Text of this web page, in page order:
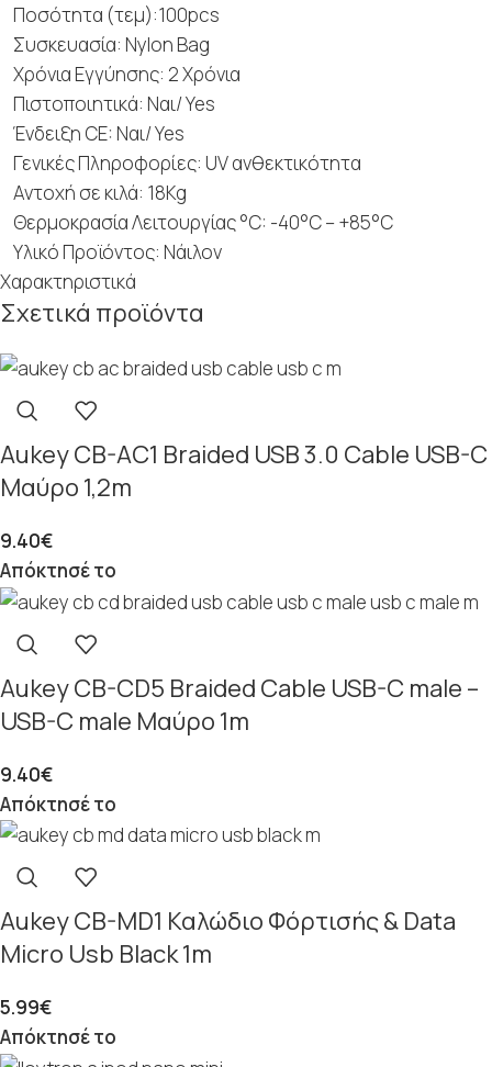
Ποσότητα (τεμ):100pcs
Συσκευασία: Nylon Bag
Χρόνια Εγγύησης: 2 Χρόνια
Πιστοποιητικά: Ναι/ Yes
Ένδειξη CE: Ναι/ Yes
Γενικές Πληροφορίες: UV ανθεκτικότητα
Αντοχή σε κιλά: 18Kg
Θερμοκρασία Λειτουργίας °C: -40°C – +85°C
Υλικό Προϊόντος: Νάιλον
Χαρακτηριστικά
Σχετικά προϊόντα
Aukey CB-AC1 Braided USB 3.0 Cable USB-C
Μαύρο 1,2m
9.40€
Απόκτησέ το
Aukey CB-CD5 Braided Cable USB-C male –
USB-C male Μαύρο 1m
9.40€
Απόκτησέ το
Aukey CB-MD1 Καλώδιο Φόρτισής & Data
Micro Usb Black 1m
5.99€
Απόκτησέ το